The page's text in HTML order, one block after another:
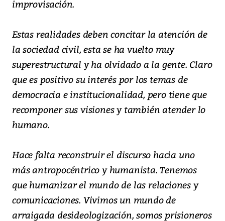
improvisación.
Estas realidades deben concitar la atención de
la sociedad civil, esta se ha vuelto muy
superestructural y ha olvidado a la gente. Claro
que es positivo su interés por los temas de
democracia e institucionalidad, pero tiene que
recomponer sus visiones y también atender lo
humano.
Hace falta reconstruir el discurso hacia uno
más antropocéntrico y humanista. Tenemos
que humanizar el mundo de las relaciones y
comunicaciones. Vivimos un mundo de
arraigada desideologización, somos prisioneros